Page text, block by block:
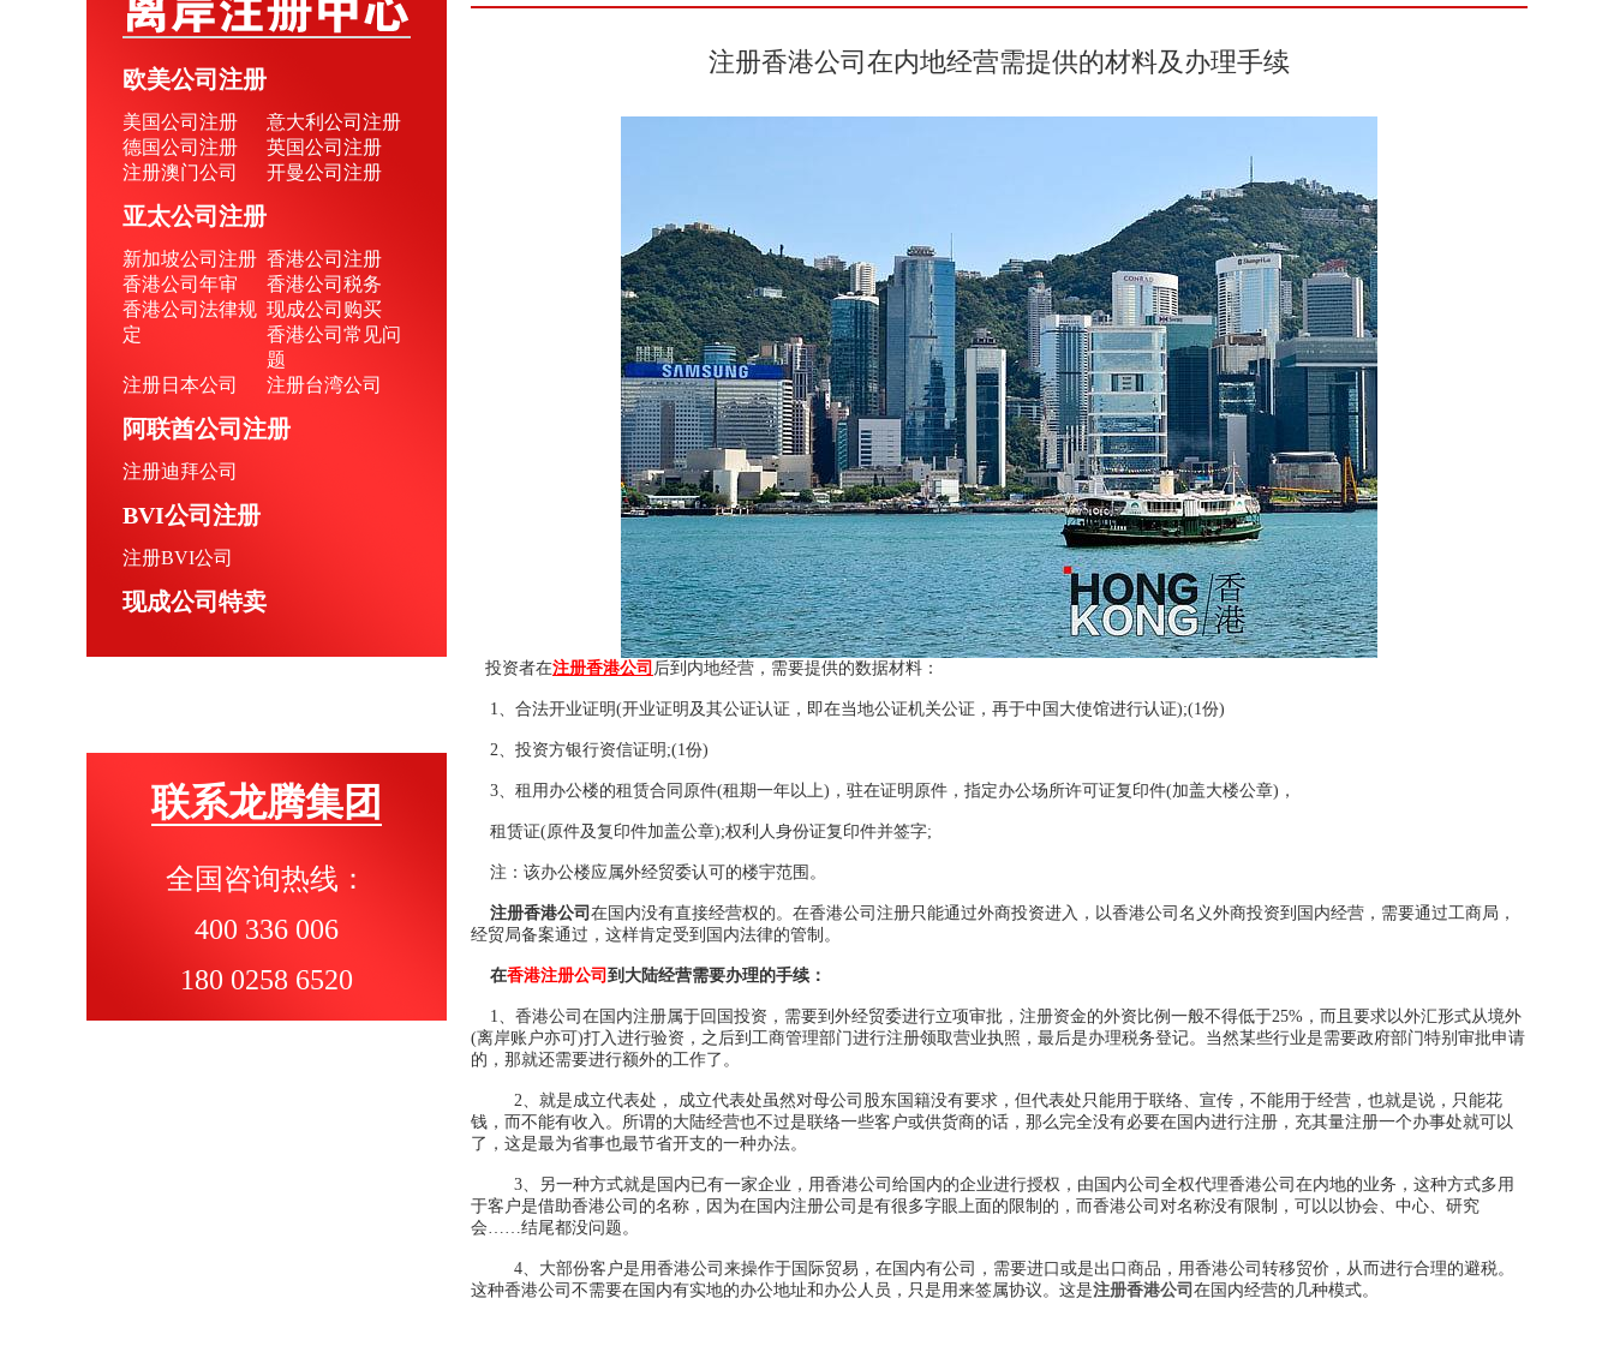
欧美公司注册
美国公司注册
意大利公司注册
德国公司注册
英国公司注册
注册澳门公司
开曼公司注册
亚太公司注册
新加坡公司注册 香港公司注册
香港公司年审
香港公司税务
香港公司法律规
定
现成公司购买
香港公司常见问
题
注册日本公司
注册台湾公司
阿联酋公司注册
注册迪拜公司
BVI公司注册
注册BVI公司
现成公司特卖
联系龙腾集团
全国咨询热线：
400 336 006
180 0258 6520
注册香港公司在内地经营需提供的材料及办理手续
投资者在注册香港公司 后到内地经营，需要提供的数据材料：
1、合法开业证明(开业证明及其公证认证，即在当地公证机关公证，再于中国大使馆进行认证);(1份)
2、投资方银行资信证明;(1份)
3、租用办公楼的租赁合同原件(租期一年以上)，驻在证明原件，指定办公场所许可证复印件(加盖大楼公章)，
租赁证(原件及复印件加盖公章);权利人身份证复印件并签字;
注：该办公楼应属外经贸委认可的楼宇范围。
注册香港公司 在国内没有直接经营权的。在香港公司注册只能通过外商投资进入，以香港公司名义外商投资到国内经营，需要通过工商局，
经贸局备案通过，这样肯定受到国内法律的管制。
在香港注册公司 到大陆经营需要办理的手续：
1、香港公司在国内注册属于回国投资，需要到外经贸委进行立项审批，注册资金的外资比例一般不得低于25%，而且要求以外汇形式从境外
(离岸账户亦可)打入进行验资，之后到工商管理部门进行注册领取营业执照，最后是办理税务登记。当然某些行业是需要政府部门特别审批申请
的，那就还需要进行额外的工作了。
2、就是成立代表处， 成立代表处虽然对母公司股东国籍没有要求，但代表处只能用于联络、宣传，不能用于经营，也就是说，只能花
钱，而不能有收入。所谓的大陆经营也不过是联络一些客户或供货商的话，那么完全没有必要在国内进行注册，充其量注册一个办事处就可以
了，这是最为省事也最节省开支的一种办法。
3、另一种方式就是国内已有一家企业，用香港公司给国内的企业进行授权，由国内公司全权代理香港公司在内地的业务，这种方式多用
于客户是借助香港公司的名称，因为在国内注册公司是有很多字眼上面的限制的，而香港公司对名称没有限制，可以以协会、中心、研究
会……结尾都没问题。
4、大部份客户是用香港公司来操作于国际贸易，在国内有公司，需要进口或是出口商品，用香港公司转移贸价，从而进行合理的避税。
这种香港公司不需要在国内有实地的办公地址和办公人员，只是用来签属协议。这是注册香港公司 在国内经营的几种模式。